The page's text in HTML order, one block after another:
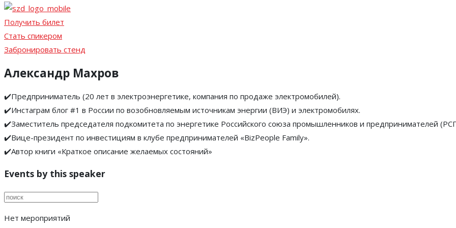
Получить билет
Стать спикером
Забронировать стенд
Александр Махров
✔️Предприниматель (20 лет в электроэнергетике, компания по продаже электромобилей).
✔️Инстаграм блог #1 в России по возобновляемым источникам энергии (ВИЭ) и электромобилях.
✔️Заместитель председателя подкомитета по энергетике Российского союза промышленников и предпринимателей
✔️Вице-президент по инвестициям в клубе предпринимателей «BizPeople Family».
✔️Автор книги «Краткое описание желаемых состояний»
Events by this speaker
Нет мероприятий